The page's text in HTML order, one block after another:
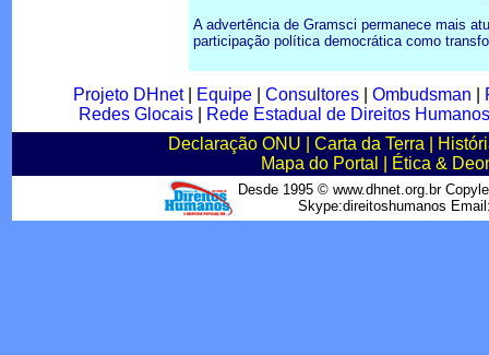
A advertência de Gramsci permanece mais
participação política democrática como
Projeto DHnet| Equipe| Consultores| Ombudsman
Redes Glocais|
Rede Estadual de Direitos
Declaração ONU
Carta da Terra
Mapa do Portal
Ética &
Desde 1995 © www.dhnet.org.br
Skype:direitoshumanos